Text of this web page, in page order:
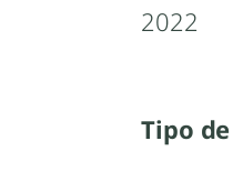
2022
Tipo